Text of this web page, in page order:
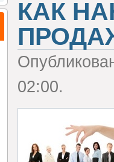
КАК
02:00.